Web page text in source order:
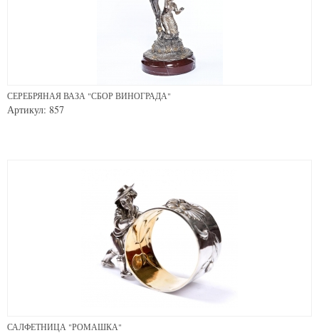
СЕРЕБРЯНАЯ ВАЗА "СБОР ВИНОГРАДА"
Артикул: 857
САЛФЕТНИЦА "РОМАШКА"